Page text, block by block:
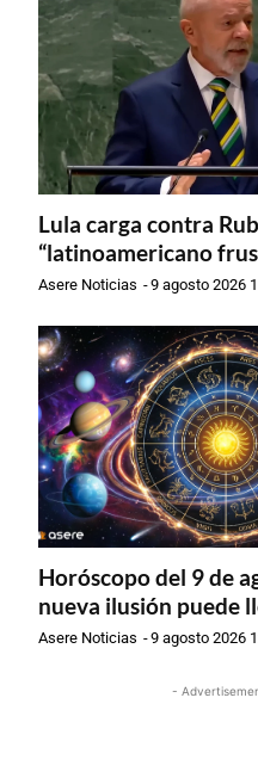
Lula carga contra
“latinoamericano
Asere Noticias -9 agosto 2026
Horóscopo del 9 de
nueva ilusión puede
Asere Noticias -9 agosto 2026
-